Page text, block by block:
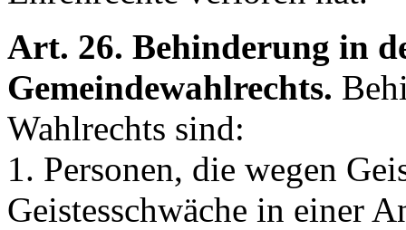
Art. 26. Behinderung in
Gemeindewahlrechts.
Wahlrechts sind:
1. Personen, die wegen
Geistesschwäche in einer